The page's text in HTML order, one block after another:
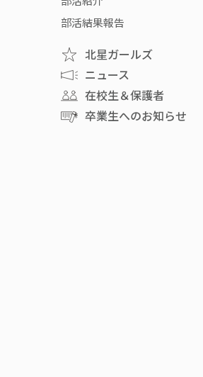
部活結果報告
北星ガールズ
ニュース
在校生＆保護者
卒業生へのお知らせ